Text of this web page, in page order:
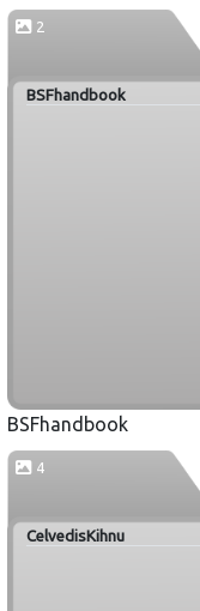
2
BSFhandbook
BSFhandbook
4
CelvedisKihnu